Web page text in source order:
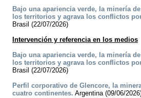
Bajo una apariencia verde, la minería
los territorios y agrava los conflictos
Brasil (22/07/2026)
Intervención y referencia en los medios
Bajo una apariencia verde, la minería
los territorios y agrava los conflictos
Brasil (22/07/2026)
Perfil corporativo de Glencore, la
cuatro continentes. Argentina (09/06/